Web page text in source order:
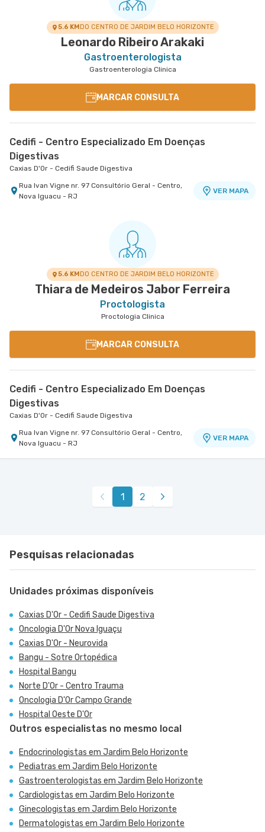
5.6 KMDO CENTRO DE JARDIM BELO HORIZONTE
Leonardo Ribeiro Arakaki
Gastroenterologista
Gastroenterologia Clinica
MARCAR CONSULTA
Cedifi - Centro Especializado Em Doenças
Digestivas
Caxias D'Or - Cedifi Saude Digestiva
Rua Ivan Vigne nr. 97 Consultório Geral - Centro,
Nova Iguacu - RJ
VER MAPA
5.6 KMDO CENTRO DE JARDIM BELO HORIZONTE
Thiara de Medeiros Jabor Ferreira
Proctologista
Proctologia Clinica
MARCAR CONSULTA
Cedifi - Centro Especializado Em Doenças
Digestivas
Caxias D'Or - Cedifi Saude Digestiva
Rua Ivan Vigne nr. 97 Consultório Geral - Centro,
Nova Iguacu - RJ
VER MAPA
1 2
Pesquisas relacionadas
Unidades próximas disponíveis
Caxias D'Or - Cedifi Saude Digestiva
Oncologia D'Or Nova Iguaçu
Caxias D'Or - Neurovida
Bangu - Sotre Ortopédica
Hospital Bangu
Norte D'Or - Centro Trauma
Oncologia D'Or Campo Grande
Hospital Oeste D'Or
Outros especialistas no mesmo local
Endocrinologistas em Jardim Belo Horizonte
Pediatras em Jardim Belo Horizonte
Gastroenterologistas em Jardim Belo Horizonte
Cardiologistas em Jardim Belo Horizonte
Ginecologistas em Jardim Belo Horizonte
Dermatologistas em Jardim Belo Horizonte